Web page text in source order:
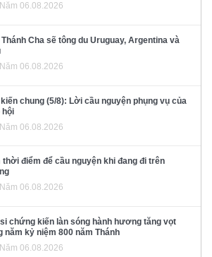
06.08.2026
Cha sẽ tông du Uruguay, Argentina và
06.08.2026
chung (5/8): Lời cầu nguyện phụng vụ của
hội
06.08.2026
thời điểm để cầu nguyện khi đang đi trên
06.08.2026
chứng kiến làn sóng hành hương tăng vọt
năm kỷ niệm 800 năm Thánh
06.08.2026